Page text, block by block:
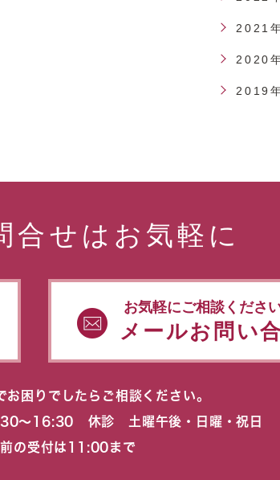
2021
2020
2019
合せはお気軽に
お気軽にご相談くださ
メールお問い
お困りでしたらご相談ください。
〜16:30 休診 土曜午後・日曜・祝日
の受付は11:00まで